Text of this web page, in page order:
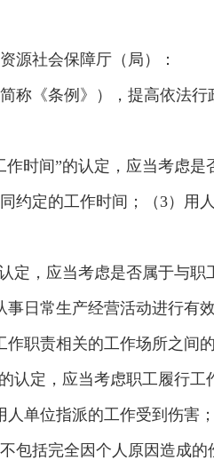
源社会保障厅（局）：
称《条例》），提高依法
时间”的认定，应当考虑
约定的工作时间；（3）
定，应当考虑是否属于与
日常生产经营活动进行有
职责相关的工作场所之间的
认定，应当考虑职工履行
单位指派的工作受到伤害
包括完全因个人原因造成的